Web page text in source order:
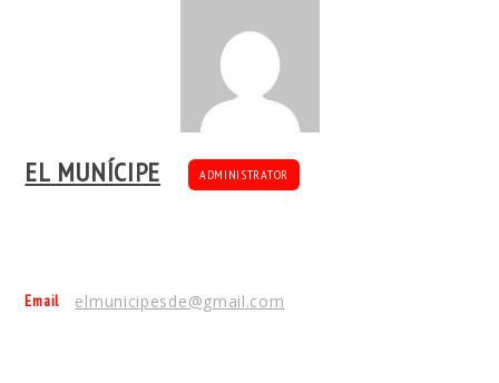
EL MUNÍCIPE ADMINISTRATOR
Email elmunicipesde@gmail.com